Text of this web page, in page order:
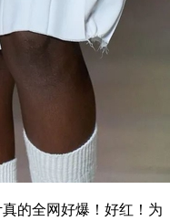
的全网好爆！好红！为